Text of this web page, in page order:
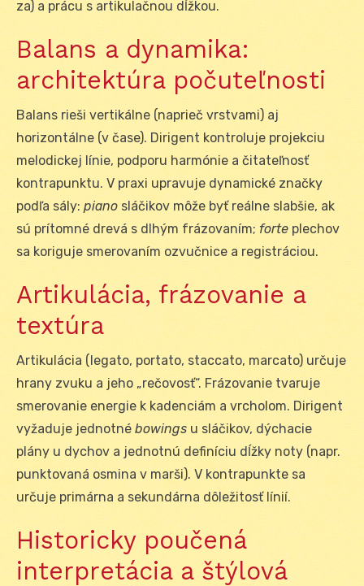
za) a prácu s artikulačnou dĺžkou.
Balans a dynamika:
architektúra počuteľnosti
Balans rieši vertikálne (naprieč vrstvami) aj
horizontálne (v čase). Dirigent kontroluje projekciu
melodickej línie, podporu harmónie a čitateľnosť
kontrapunktu. V praxi upravuje dynamické značky
podľa sály: piano sláčikov môže byť reálne slabšie, ak
sú prítomné drevá s dlhým frázovaním; forte plechov
sa koriguje smerovaním ozvučnice a registráciou.
Artikulácia, frázovanie a
textúra
Artikulácia (legato, portato, staccato, marcato) určuje
hrany zvuku a jeho „rečovosť“. Frázovanie tvaruje
smerovanie energie k kadenciám a vrcholom. Dirigent
vyžaduje jednotné bowings u sláčikov, dýchacie
plány u dychov a jednotnú definíciu dĺžky noty (napr.
punktovaná osmina v marši). V kontrapunkte sa
určuje primárna a sekundárna dôležitosť línií.
Historicky poučená
interpretácia a štýlová